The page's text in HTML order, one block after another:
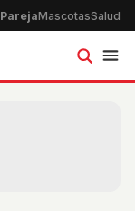
ParejaMascotasSalud